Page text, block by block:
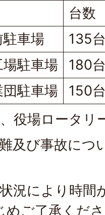
台数
車場
135
駐車場
180
駐車場
150
役場ロータリ
及び事故につ
況により時間
めご了承くだ